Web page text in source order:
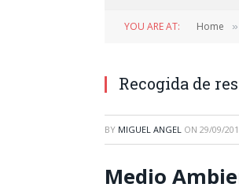
YOU ARE AT: Home »
Recogida de
BY MIGUEL ANGEL ON 29/09/
Medio